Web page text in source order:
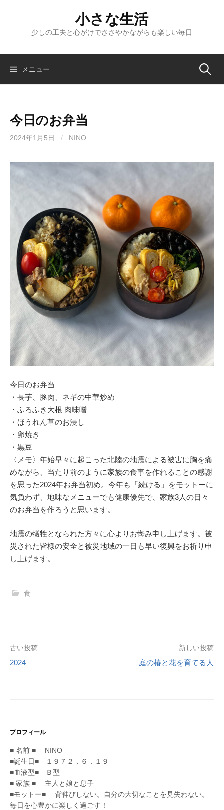
ツ
小さな生活
少しの工夫と心がけでささやかながらも楽しい毎日
メニュー 検
今日のお弁当
2024年1月5日 / NINO
今日のお弁当
・長芋、豚肉、ネギの中華炒め
・ふろふき大根 肉味噌
・ほうれん草のお浸し
・卵焼き
・黒豆
〈メモ〉年始早々に起こった北陸の地震による被害に胸を痛
めながら、当たり前のように家族の食事を作れることの感謝
を思った2024年お弁当初め。今年も「続ける」をモットーに
気負わず、地味なメニューでも健康優先で、家族3人の日々
のお弁当を作ろうと思います。
地震の犠牲となられた方々に心よりお悔み申し上げます。被
災された皆様の安全と被災地域の一日も早い復興をお祈り申
し上げます。
食
投
稿
シ
ョ
ン
古い投稿
2024
新しい投稿
庭の椿と花を育てる人
プロフィール
■ 名前 ■ NINO
■誕生日■ １９７２．６．１９
■血液型■ Ｂ型
■ 家族 ■ 主人と娘と息子
■モットー■ 背伸びしない。自分の大切なことを見失わない。
毎日を心豊かに楽しく過ごす！